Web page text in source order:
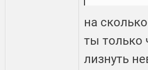
на
ты только
лизнуть